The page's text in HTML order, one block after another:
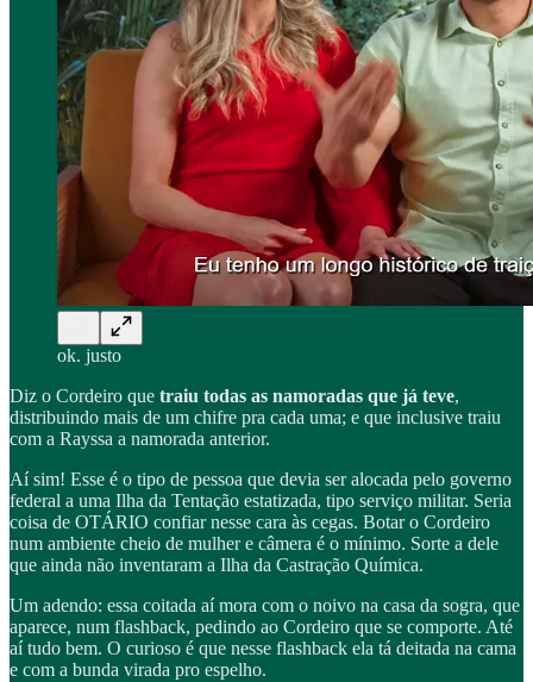
ok. justo
Diz o Cordeiro que traiu todas as namoradas que já teve,
distribuindo mais de um chifre pra cada uma; e que inclusive traiu
com a Rayssa a namorada anterior.
Aí sim! Esse é o tipo de pessoa que devia ser alocada pelo governo
federal a uma Ilha da Tentação estatizada, tipo serviço militar. Seria
coisa de OTÁRIO confiar nesse cara às cegas. Botar o Cordeiro
num ambiente cheio de mulher e câmera é o mínimo. Sorte a dele
que ainda não inventaram a Ilha da Castração Química.
Um adendo: essa coitada aí mora com o noivo na casa da sogra, que
aparece, num flashback, pedindo ao Cordeiro que se comporte. Até
aí tudo bem. O curioso é que nesse flashback ela tá deitada na cama
e com a bunda virada pro espelho.